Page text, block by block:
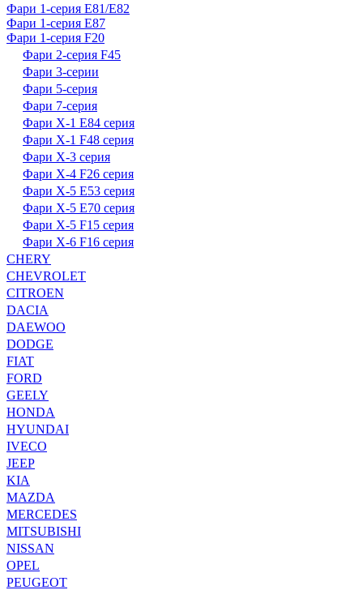
Фари 1-серия E81/E82
Фари 1-серия E87
Фари 1-серия F20
Фари 2-серия F45
Фари 3-серии
Фари 5-серия
Фари 7-серия
Фари X-1 E84 серия
Фари X-1 F48 серия
Фари X-3 серия
Фари X-4 F26 серия
Фари X-5 E53 серия
Фари X-5 E70 серия
Фари X-5 F15 серия
Фари X-6 F16 серия
CHERY
CHEVROLET
CITROEN
DACIA
DAEWOO
DODGE
FIAT
FORD
GEELY
HONDA
HYUNDAI
IVECO
JEEP
KIA
MAZDA
MERCEDES
MITSUBISHI
NISSAN
OPEL
PEUGEOT